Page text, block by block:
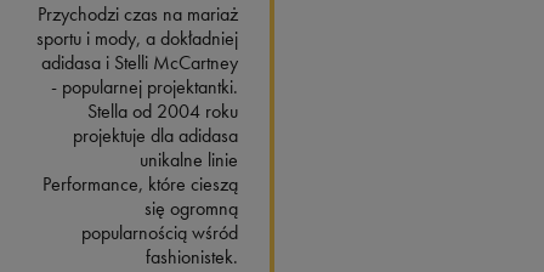
Przychodzi czas na mariaż
sportu i mody, a dokładniej
adidasa i Stelli McCartney
- popularnej projektantki.
Stella od 2004 roku
projektuje dla adidasa
unikalne linie
Performance, które cieszą
się ogromną
popularnością wśród
fashionistek.